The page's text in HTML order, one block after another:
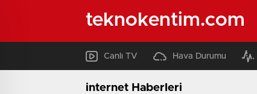
teknokentim.com
Canlı TV Hava Durumu
internet Haberleri